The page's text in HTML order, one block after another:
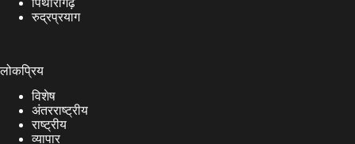
रुद्रप्रयाग
लोकप्रिय
विशेष
अंतरराष्ट्रीय
राष्ट्रीय
व्यापार